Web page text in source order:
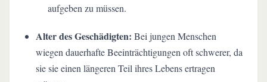
aufgeben zu müssen.
Alter des Geschädigten: Bei jungen Menschen
wiegen dauerhafte Beeinträchtigungen oft schwerer, da
sie sie einen längeren Teil ihres Lebens ertragen